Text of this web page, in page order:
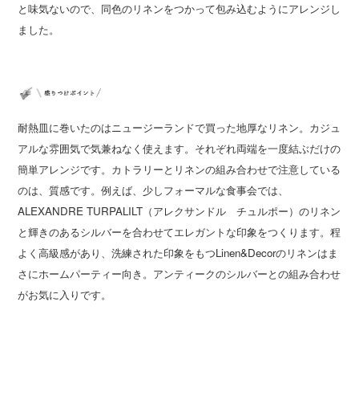
と味気ないので、同色のリネンをつかって包み込むようにアレンジし
ました。
耐熱皿に巻いたのはニュージーランドで買った地厚なリネン。カジュ
アルな雰囲気で気兼ねなく使えます。それぞれ両端を一度結ぶだけの
簡単アレンジです。カトラリーとリネンの組み合わせで注意している
のは、質感です。例えば、少しフォーマルな食事会では、
ALEXANDRE TURPALILT（アレクサンドル チュルポー）のリネン
と輝きのあるシルバーを合わせてエレガントな印象をつくります。程
よく高級感があり、洗練された印象をもつLinen&Decorのリネンはま
さにホームパーティー向き。アンティークのシルバーとの組み合わせ
がお気に入りです。